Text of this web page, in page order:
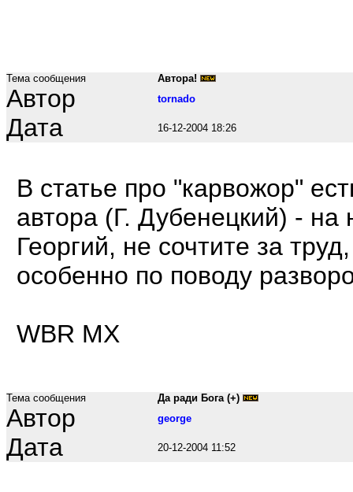
Тема сообщения Автора!
Автор tornado
Дата 16-12-2004 18:26
В статье про "карвожор"
автора (Г. Дубенецкий) -
Георгий, не сочтите за
особенно по поводу
WBR MX
Тема сообщения Да ради Бога (+)
Автор george
Дата 20-12-2004 11:52